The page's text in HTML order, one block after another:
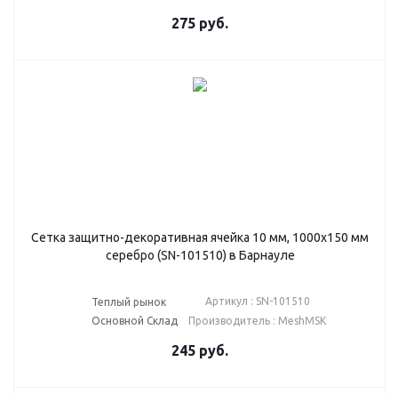
275 руб.
Сетка защитно-декоративная ячейка 10 мм, 1000х150 мм
серебро (SN-101510) в Барнауле
Теплый рынок
Основной Склад
Артикул : SN-101510
Производитель : MeshMSK
245 руб.